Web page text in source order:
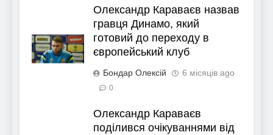
Олександр Караваєв назвав
гравця Динамо, який
готовий до переходу в
європейський клуб
Бондар Олексій 6 місяців ago
0
Олександр Караваєв
поділився очікуваннями від